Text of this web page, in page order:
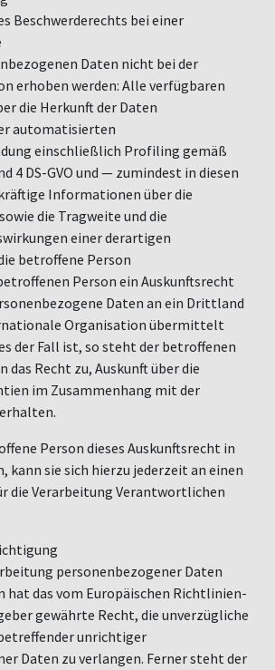
Beschwerderechts bei einer
Daten nicht bei der
erhoben werden: Alle verfügbaren
die Herkunft der Daten
automatisierten
einschließlich Profiling gemäß
4 DS-GVO und — zumindest in diesen
Informationen über die
die Tragweite und die
einer derartigen
betroffene Person
Person ein Auskunftsrecht
Daten an ein Drittland
Organisation übermittelt
der Fall ist, so steht der betroffenen
das Recht zu, Auskunft über die
im Zusammenhang mit der
Person dieses Auskunftsrecht in
kann sie sich hierzu jederzeit an einen
die Verarbeitung Verantwortlichen
personenbezogener Daten
hat das vom Europäischen Richtlinien-
gewährte Recht, die unverzügliche
unrichtiger
Daten zu verlangen. Ferner steht der